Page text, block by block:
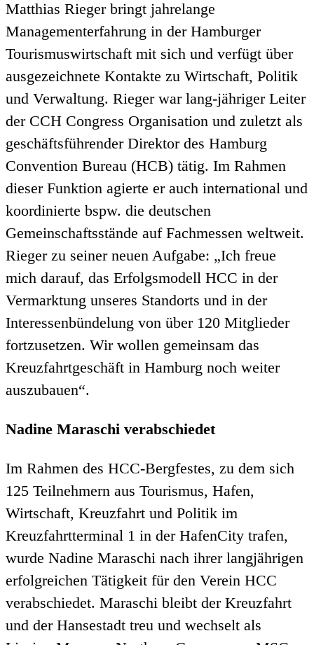
Matthias Rieger bringt jahrelange
Managementerfahrung in der Hamburger
Tourismuswirtschaft mit sich und verfügt über
ausgezeichnete Kontakte zu Wirtschaft, Politik
und Verwaltung. Rieger war lang-jähriger Leiter
der CCH Congress Organisation und zuletzt als
geschäftsführender Direktor des Hamburg
Convention Bureau (HCB) tätig. Im Rahmen
dieser Funktion agierte er auch international und
koordinierte bspw. die deutschen
Gemeinschaftsstände auf Fachmessen weltweit.
Rieger zu seiner neuen Aufgabe: „Ich freue
mich darauf, das Erfolgsmodell HCC in der
Vermarktung unseres Standorts und in der
Interessenbündelung von über 120 Mitglieder
fortzusetzen. Wir wollen gemeinsam das
Kreuzfahrtgeschäft in Hamburg noch weiter
auszubauen“.
Nadine Maraschi verabschiedet
Im Rahmen des HCC-Bergfestes, zu dem sich
125 Teilnehmern aus Tourismus, Hafen,
Wirtschaft, Kreuzfahrt und Politik im
Kreuzfahrtterminal 1 in der HafenCity trafen,
wurde Nadine Maraschi nach ihrer langjährigen
erfolgreichen Tätigkeit für den Verein HCC
verabschiedet. Maraschi bleibt der Kreuzfahrt
und der Hansestadt treu und wechselt als